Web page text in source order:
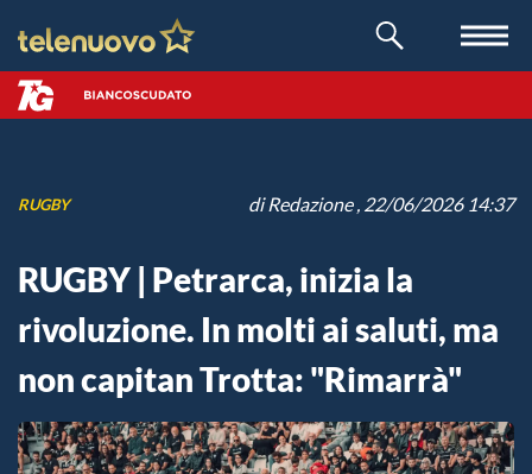
RUGBY diRedazione, 22/06/2026 14:37
RUGBY | Petrarca, inizia la
rivoluzione. In molti ai saluti, ma
non capitan Trotta: "Rimarrà"